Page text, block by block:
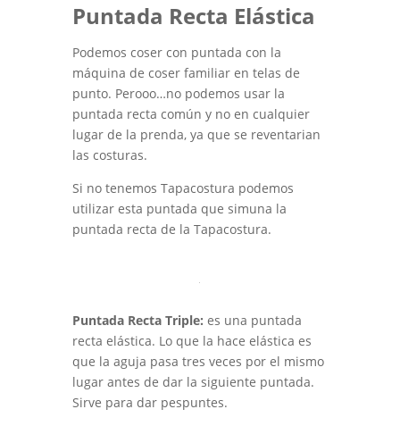
Puntada Recta Elástica
Podemos coser con puntada con la
máquina de coser familiar en telas de
punto. Perooo…no podemos usar la
puntada recta común y no en cualquier
lugar de la prenda, ya que se reventarian
las costuras.
Si no tenemos Tapacostura podemos
utilizar esta puntada que simuna la
puntada recta de la Tapacostura.
Puntada Recta Triple: es una puntada
recta elástica. Lo que la hace elástica es
que la aguja pasa tres veces por el mismo
lugar antes de dar la siguiente puntada.
Sirve para dar pespuntes.